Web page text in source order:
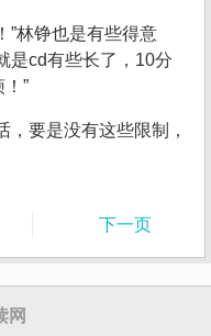
”林铮也是有些得意
是cd有些长了，10分
”
，要是没有这些限制，
下一页
网